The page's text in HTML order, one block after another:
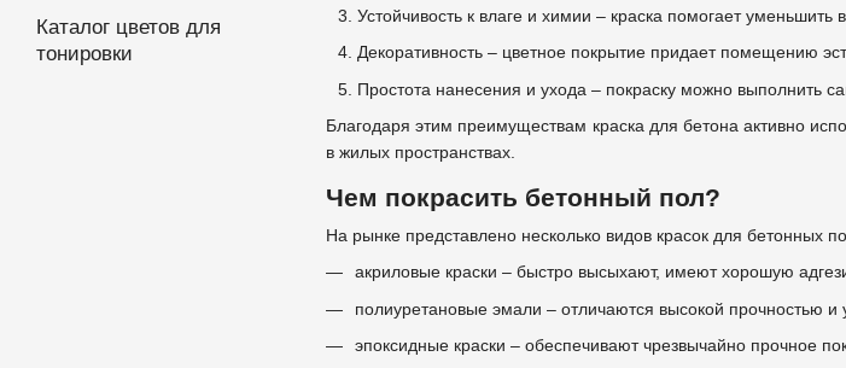
Устойчивость к влаге и химии – краска помогает
Декоративность – цветное покрытие придает помещению
Простота нанесения и ухода – покраску можно выполнить
Благодаря этим преимуществам краска для бетона активно
в жилых пространствах.
Чем покрасить бетонный пол?
На рынке представлено несколько видов красок для бетонных
акриловые краски – быстро высыхают, имеют хорошую
полиуретановые эмали – отличаются высокой прочностью
эпоксидные краски – обеспечивают чрезвычайно прочное
Каталог цветов для
тонировки